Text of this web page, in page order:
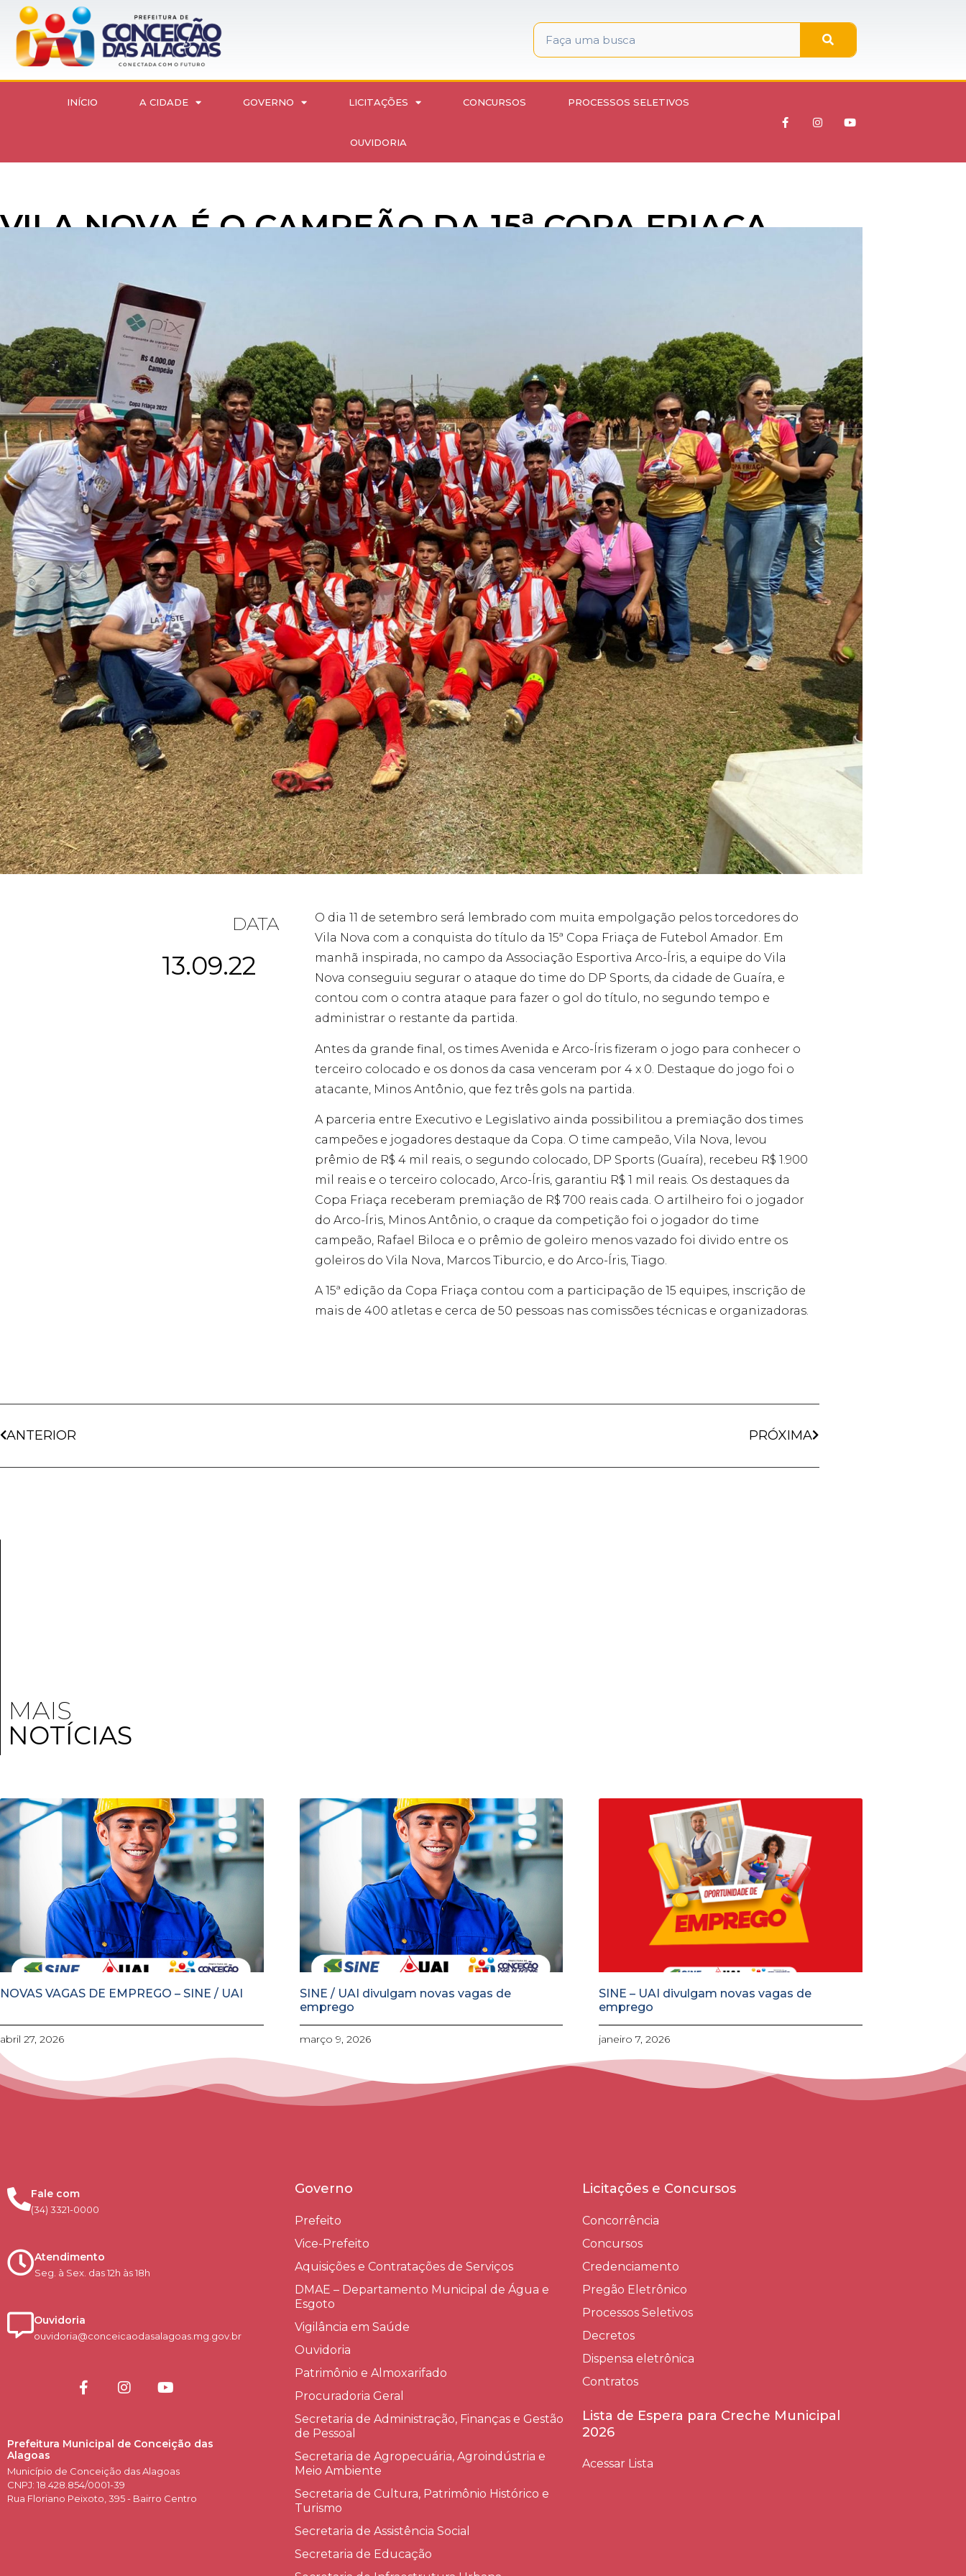
INÍCIO A CIDADE GOVERNO LICITAÇÕES CONCURSOS PROCESSOS SELETIVOS
OUVIDORIA
VILA NOVA É O CAMPEÃO DA 15ª COPA FRIAÇA
DATA
13.09.22
O dia 11 de setembro será lembrado com muita empolgação pelos torcedores do
Vila Nova com a conquista do título da 15ª Copa Friaça de Futebol Amador. Em
manhã inspirada, no campo da Associação Esportiva Arco-Íris, a equipe do Vila
Nova conseguiu segurar o ataque do time do DP Sports, da cidade de Guaíra, e
contou com o contra ataque para fazer o gol do título, no segundo tempo e
administrar o restante da partida.
Antes da grande final, os times Avenida e Arco-Íris fizeram o jogo para conhecer o
terceiro colocado e os donos da casa venceram por 4 x 0. Destaque do jogo foi o
atacante, Minos Antônio, que fez três gols na partida.
A parceria entre Executivo e Legislativo ainda possibilitou a premiação dos times
campeões e jogadores destaque da Copa. O time campeão, Vila Nova, levou
prêmio de R$ 4 mil reais, o segundo colocado, DP Sports (Guaíra), recebeu R$ 1.900
mil reais e o terceiro colocado, Arco-Íris, garantiu R$ 1 mil reais. Os destaques da
Copa Friaça receberam premiação de R$ 700 reais cada. O artilheiro foi o jogador
do Arco-Íris, Minos Antônio, o craque da competição foi o jogador do time
campeão, Rafael Biloca e o prêmio de goleiro menos vazado foi divido entre os
goleiros do Vila Nova, Marcos Tiburcio, e do Arco-Íris, Tiago.
A 15ª edição da Copa Friaça contou com a participação de 15 equipes, inscrição de
mais de 400 atletas e cerca de 50 pessoas nas comissões técnicas e organizadoras.
ANTERIOR PRÓXIMA
MAIS
NOTÍCIAS
NOVAS VAGAS DE EMPREGO – SINE / UAI
abril 27, 2026
SINE / UAI divulgam novas vagas de
emprego
março 9, 2026
SINE – UAI divulgam novas vagas de
emprego
janeiro 7, 2026
Fale com
(34) 3321-0000
Atendimento
Seg. à Sex. das 12h às 18h
Ouvidoria
ouvidoria@conceicaodasalagoas.mg.gov.br
Prefeitura Municipal de Conceição das
Alagoas
Município de Conceição das Alagoas
CNPJ: 18.428.854/0001-39
Rua Floriano Peixoto, 395 - Bairro Centro
Governo
Prefeito
Vice-Prefeito
Aquisições e Contratações de Serviços​
DMAE – Departamento Municipal de Água e
Esgoto
Vigilância em Saúde
Ouvidoria
Patrimônio e Almoxarifado
Procuradoria Geral
Secretaria de Administração, Finanças e Gestão
de Pessoal
Secretaria de Agropecuária, Agroindústria e
Meio Ambiente
Secretaria de Cultura, Patrimônio Histórico e
Turismo
Secretaria de Assistência Social
Secretaria de Educação
Licitações e Concursos
Concorrência
Concursos
Credenciamento
Pregão Eletrônico
Processos Seletivos
Decretos
Dispensa eletrônica
Contratos
Lista de Espera para Creche Municipal
2026
Acessar Lista